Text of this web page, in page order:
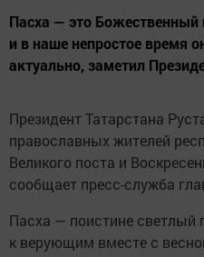
Пасха — это
и в наше непростое время
актуально, заметил
Президент Татарстана
православных жителей
Великого поста и
сообщает пресс-служба
Пасха — поистине светлый
к верующим вместе с